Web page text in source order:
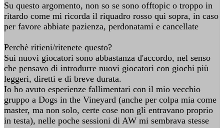
Su questo argomento, non so se sono offtopic o troppo in
ritardo come mi ricorda il riquadro rosso qui sopra, in caso
per favore abbiate pazienza, perdonatami e cancellate
Perchè ritieni/ritenete questo?
Sui nuovi giocatori sono abbastanza d'accordo, nel senso
che pensavo di introdurre nuovi giocatori con giochi più
leggeri, diretti e di breve durata.
Io ho avuto esperienze fallimentari con il mio vecchio
gruppo a Dogs in the Vineyard (anche per colpa mia come
master, ma non solo, certe cose non gli entravano proprio
in testa), nelle poche sessioni di AW mi sembrava stesse